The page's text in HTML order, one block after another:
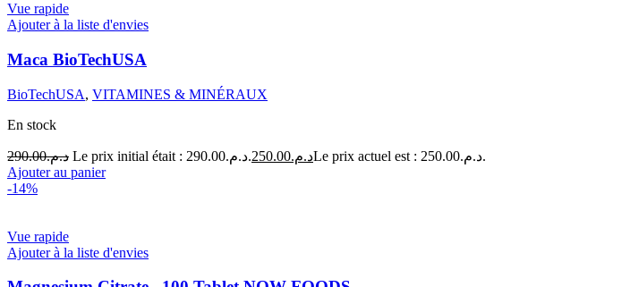
Vue rapide
Ajouter à la liste d'envies
Maca BioTechUSA
BioTechUSA, VITAMINES & MINÉRAUX
En stock
د.م.290.00 Le prix initial était : د.م.290.00. د.م.250.00
Le prix actuel est : د.م.250.00.
Ajouter au panier
-14%
Vue rapide
Ajouter à la liste d'envies